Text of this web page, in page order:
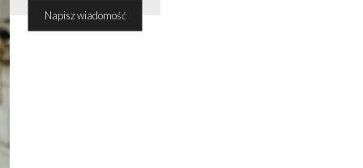
Napisz wiadomość